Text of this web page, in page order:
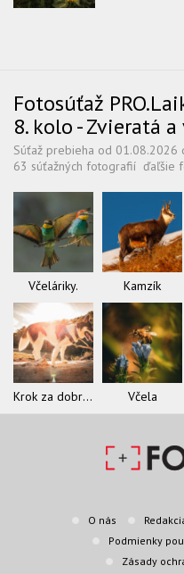
Fotosúťaž
8. kolo - Zvieratá
Súťaž prebieha od 01.08.2026
63 súťažných fotografií ďaľšie
Včeláriky. Kamzík
Krok za dobrodružstvom Včela
O nás
Podmienky
Zásady